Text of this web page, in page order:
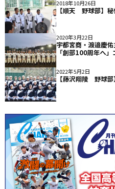
2018年10月26日
【順天 野球部】
2020年3月22日
宇都宮商・渡邉慶
「創部100周年へ
2022年5月2日
【藤沢翔陵 野球